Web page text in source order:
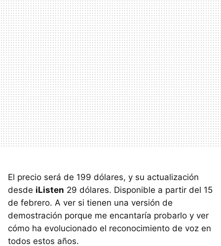
El precio será de 199 dólares, y su actualización
desde iListen 29 dólares. Disponible a partir del 15
de febrero. A ver si tienen una versión de
demostración porque me encantaría probarlo y ver
cómo ha evolucionado el reconocimiento de voz en
todos estos años.